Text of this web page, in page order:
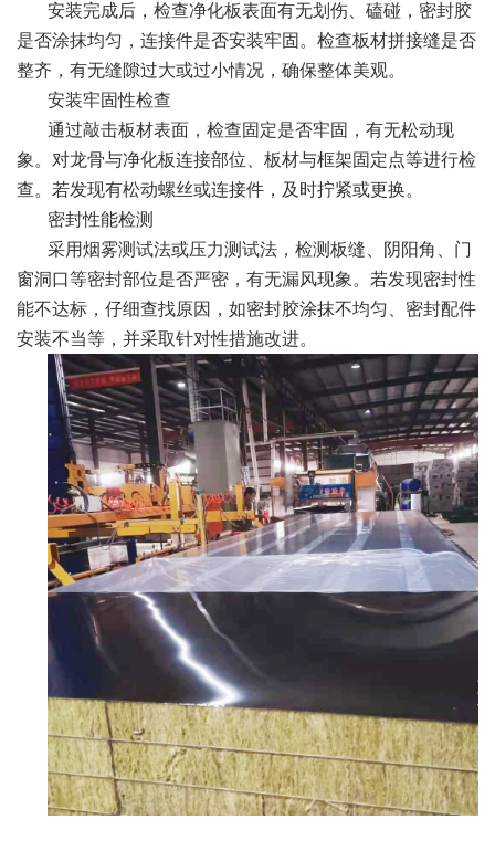
安装完成后，检查净化板表面有无划伤、磕碰，密封胶
是否涂抹均匀，连接件是否安装牢固。检查板材拼接缝是否
整齐，有无缝隙过大或过小情况，确保整体美观。
安装牢固性检查
通过敲击板材表面，检查固定是否牢固，有无松动现
象。对龙骨与净化板连接部位、板材与框架固定点等进行检
查。若发现有松动螺丝或连接件，及时拧紧或更换。
密封性能检测
采用烟雾测试法或压力测试法，检测板缝、阴阳角、门
窗洞口等密封部位是否严密，有无漏风现象。若发现密封性
能不达标，仔细查找原因，如密封胶涂抹不均匀、密封配件
安装不当等，并采取针对性措施改进。